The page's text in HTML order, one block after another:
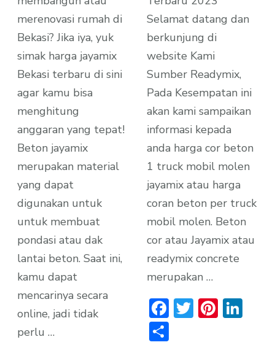
merenovasi rumah di
Bekasi? Jika iya, yuk
simak harga jayamix
Bekasi terbaru di sini
agar kamu bisa
menghitung
anggaran yang tepat!
Beton jayamix
merupakan material
yang dapat
digunakan untuk
untuk membuat
pondasi atau dak
lantai beton. Saat ini,
kamu dapat
mencarinya secara
online, jadi tidak
perlu …
Selamat datang dan
berkunjung di
website Kami
Sumber Readymix,
Pada Kesempatan ini
akan kami sampaikan
informasi kepada
anda harga cor beton
1 truck mobil molen
jayamix atau harga
coran beton per truck
mobil molen. Beton
cor atau Jayamix atau
readymix concrete
merupakan …
Facebook
Twitter
Share